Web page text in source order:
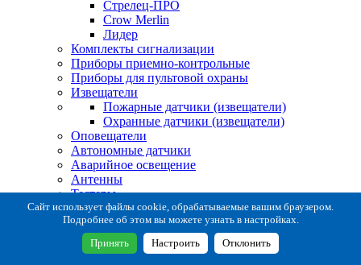
Стрелец-ПРО
Crow Merlin
Лидер
Комплекты сигнализации
Приборы приемно-контрольные
Приборы для пультовой охраны
Извещатели
Пожарные датчики (извещатели)
Охранные датчики (извещатели)
Оповещатели
Автономные датчики
Аварийное освещение
Антенны
Тестеры
Система сбора извещений
Расходные и монтажные материалы
Коробки коммутационные
Кронштейны для извещателей
Сайт использует файлы cookie, обрабатываемые вашим браузером.
Подробнее об этом вы можете узнать в настройках.
Принять Настроить Отклонить